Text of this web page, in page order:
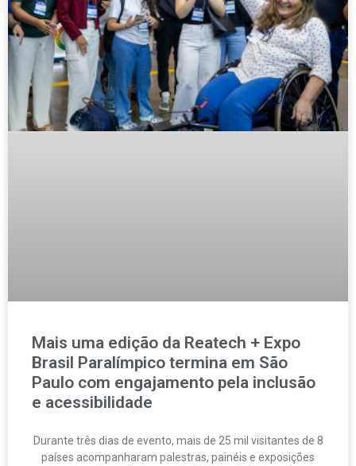
Mais uma edição da Reatech + Expo
Brasil Paralímpico termina em São
Paulo com engajamento pela inclusão
e acessibilidade
Durante três dias de evento, mais de 25 mil visitantes de 8
países acompanharam palestras, painéis e exposições